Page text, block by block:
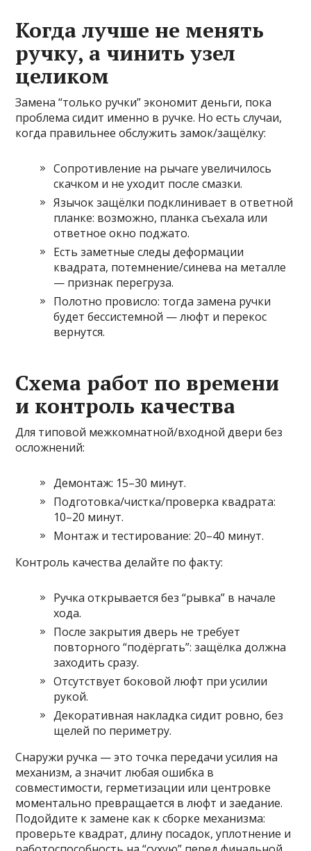
Когда лучше не менять
ручку, а чинить узел
целиком
Замена “только ручки” экономит деньги, пока
проблема сидит именно в ручке. Но есть случаи,
когда правильнее обслужить замок/защёлку:
Сопротивление на рычаге увеличилось
скачком и не уходит после смазки.
Язычок защёлки подклинивает в ответной
планке: возможно, планка съехала или
ответное окно поджато.
Есть заметные следы деформации
квадрата, потемнение/синева на металле
— признак перегруза.
Полотно провисло: тогда замена ручки
будет бессистемной — люфт и перекос
вернутся.
Схема работ по времени
и контроль качества
Для типовой межкомнатной/входной двери без
осложнений:
Демонтаж: 15–30 минут.
Подготовка/чистка/проверка квадрата:
10–20 минут.
Монтаж и тестирование: 20–40 минут.
Контроль качества делайте по факту:
Ручка открывается без “рывка” в начале
хода.
После закрытия дверь не требует
повторного “подёргать”: защёлка должна
заходить сразу.
Отсутствует боковой люфт при усилии
рукой.
Декоративная накладка сидит ровно, без
щелей по периметру.
Снаружи ручка — это точка передачи усилия на
механизм, а значит любая ошибка в
совместимости, герметизации или центровке
моментально превращается в люфт и заедание.
Подойдите к замене как к сборке механизма:
проверьте квадрат, длину посадок, уплотнение и